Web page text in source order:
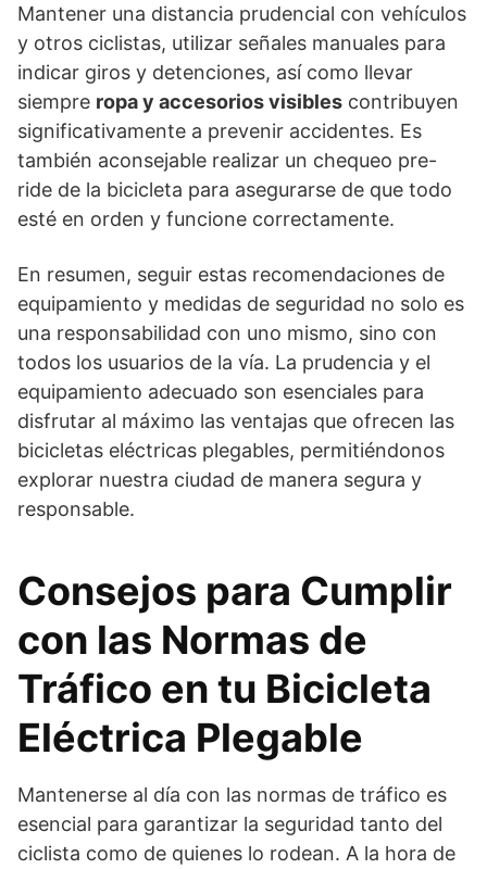
Mantener una distancia prudencial con vehículos
y otros ciclistas, utilizar señales manuales para
indicar giros y detenciones, así como llevar
siempre ropa y accesorios visibles contribuyen
significativamente a prevenir accidentes. Es
también aconsejable realizar un chequeo pre-
ride de la bicicleta para asegurarse de que todo
esté en orden y funcione correctamente.
En resumen, seguir estas recomendaciones de
equipamiento y medidas de seguridad no solo es
una responsabilidad con uno mismo, sino con
todos los usuarios de la vía. La prudencia y el
equipamiento adecuado son esenciales para
disfrutar al máximo las ventajas que ofrecen las
bicicletas eléctricas plegables, permitiéndonos
explorar nuestra ciudad de manera segura y
responsable.
Consejos para Cumplir
con las Normas de
Tráfico en tu Bicicleta
Eléctrica Plegable
Mantenerse al día con las normas de tráfico es
esencial para garantizar la seguridad tanto del
ciclista como de quienes lo rodean. A la hora de